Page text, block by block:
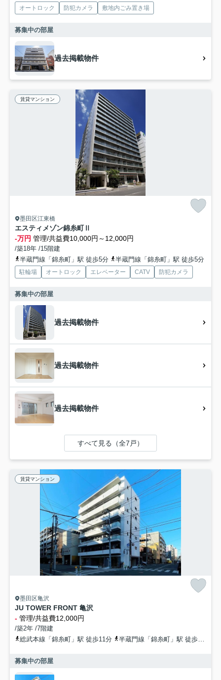
オートロック 防犯カメラ 敷地内ごみ置き場
募集中の部屋
過去掲載物件
賃貸マンション
墨田区江東橋
エスティメゾン錦糸町Ⅱ
-万円 管理/共益費10,000円～12,000円
/築18年 /15階建
半蔵門線「錦糸町」駅 徒歩5分
半蔵門線「錦糸町」駅 徒歩5分
駐輪場 オートロック エレベーター CATV 防犯カメラ
募集中の部屋
過去掲載物件
過去掲載物件
過去掲載物件
すべて見る（全7戸）
賃貸マンション
墨田区亀沢
JU TOWER FRONT 亀沢
- 管理/共益費12,000円
/築2年 /7階建
総武本線「錦糸町」駅 徒歩11分
半蔵門線「錦糸町」駅 徒歩11分
募集中の部屋